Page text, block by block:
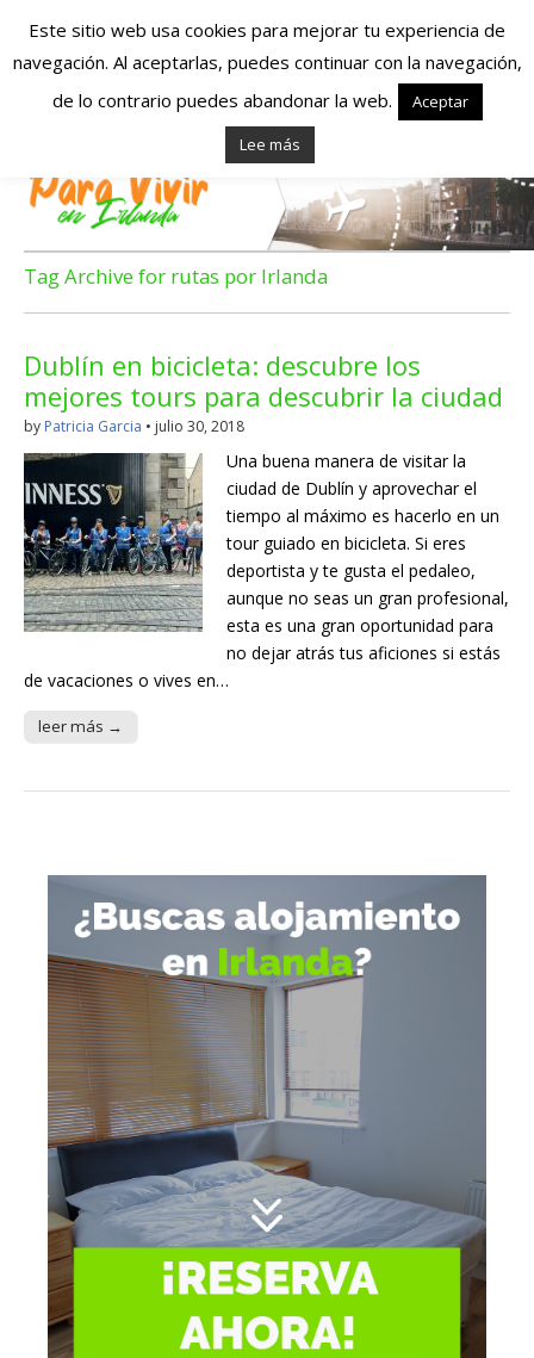
Españoles en
Irlanda – Vivir en
Irlanda – Trabajo
en Irlanda –
Alojamiento en
Irlanda
Blog dedicado a los que viven, estudian y trabajan en
Tag Archive for rutas por Irlanda
Dublín en bicicleta: descubre los
mejores tours para descubrir la ciudad
by Patricia Garcia • julio 30, 2018
Una buena manera de visitar la
ciudad de Dublín y aprovechar el
tiempo al máximo es hacerlo en un
tour guiado en bicicleta. Si eres
deportista y te gusta el pedaleo,
aunque no seas un gran profesional,
esta es una gran oportunidad para
no dejar atrás tus aficiones si estás
de vacaciones o vives en…
leer más →
Este sitio web usa cookies para mejorar tu experiencia de
navegación. Al aceptarlas, puedes continuar con la navegación,
de lo contrario puedes abandonar la web.
Aceptar
Lee más